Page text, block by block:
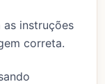
as instruções
correta.